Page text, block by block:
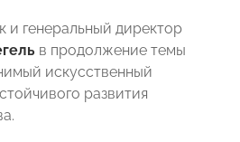
и генеральный директор
в продолжение темы
искусственный
развития